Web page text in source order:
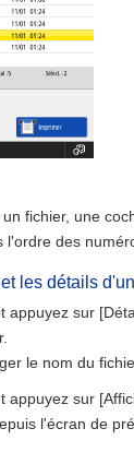
fichier, une
l'ordre des
les détails
appuyez sur
le nom du
appuyez sur
l'écran de